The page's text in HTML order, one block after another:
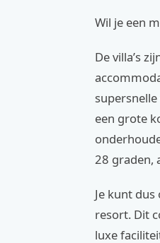
Wil je een
De villa’s
een grote
28 graden,
Je kunt
resort. Dit
luxe